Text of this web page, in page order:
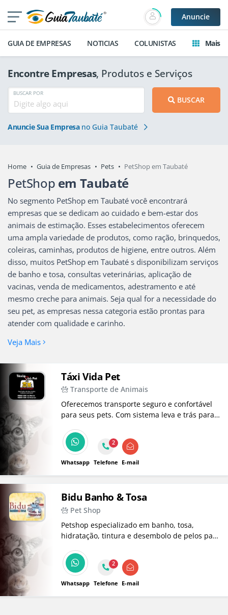
Anuncie
GUIA DE EMPRESAS NOTICIAS COLUNISTAS Mais
Encontre Empresas, Produtos e Serviços
BUSCAR POR
BUSCAR
Anuncie Sua Empresano Guia Taubaté
Home Guia de Empresas Pets PetShop em Taubaté
PetShop em Taubaté
No segmento PetShop em Taubaté você encontrará
empresas que se dedicam ao cuidado e bem-estar dos
animais de estimação. Esses estabelecimentos oferecem
uma ampla variedade de produtos, como ração, brinquedos,
coleiras, caminhas, produtos de higiene, entre outros. Além
disso, muitos PetShop em Taubaté s disponibilizam serviços
de banho e tosa, consultas veterinárias, aplicação de
vacinas, venda de medicamentos, adestramento e até
mesmo creche para animais. Seja qual for a necessidade do
seu pet, as empresas nessa categoria estão prontas para
atender com qualidade e carinho.
Veja Mais
Táxi Vida Pet
Transporte de Animais
Oferecemos transporte seguro e confortável
para seus pets. Com sistema leva e trás para:
castração, passeios e muito mais. Cuidamos
do seu pet como se fosse nosso! Com
responsabilidade e carinho.
Whatsapp
2
Telefone E-mail
Bidu Banho & Tosa
Pet Shop
Petshop especializado em banho, tosa,
hidratação, tintura e desembolo de pelos para
profissional, seguro e focado no bem-estar do
seu pet.
Whatsapp
2
Telefone E-mail